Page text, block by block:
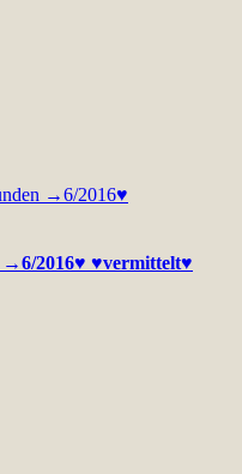
→6/2016♥ ♥vermittelt♥